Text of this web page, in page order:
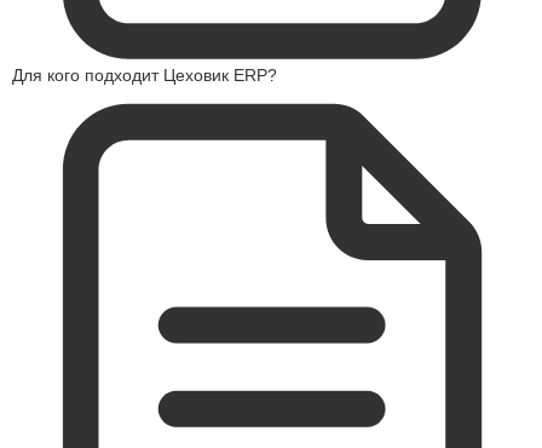
Для кого подходит Цеховик ERP?